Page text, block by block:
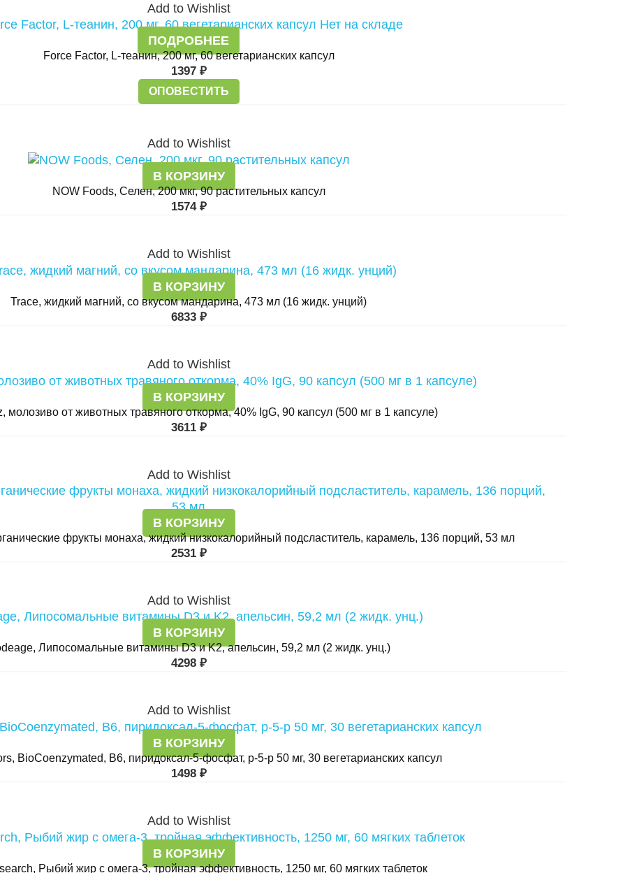
Add to Wishlist
Нет на складе
ПОДРОБНЕЕ
Force Factor, L-теанин, 200 мг, 60 вегетарианских капсул
1397 ₽
ОПОВЕСТИТЬ
Add to Wishlist
В КОРЗИНУ
NOW Foods, Селен, 200 мкг, 90 растительных капсул
1574 ₽
Add to Wishlist
В КОРЗИНУ
Trace, жидкий магний, со вкусом мандарина, 473 мл (16 жидк. унций)
6833 ₽
Add to Wishlist
В КОРЗИНУ
молозиво от животных травяного откорма, 40% IgG, 90 капсул (500 мг в 1 капсуле)
3611 ₽
Add to Wishlist
В КОРЗИНУ
фрукты монаха, жидкий низкокалорийный подсластитель, карамель, 136 порций, 53 мл
2531 ₽
Add to Wishlist
В КОРЗИНУ
Липосомальные витамины D3 и K2, апельсин, 59,2 мл (2 жидк. унц.)
4298 ₽
Add to Wishlist
В КОРЗИНУ
BioCoenzymated, В6, пиридоксал-5-фосфат, p-5-p 50 мг, 30 вегетарианских капсул
1498 ₽
Add to Wishlist
В КОРЗИНУ
Рыбий жир с омега-3, тройная эффективность, 1250 мг, 60 мягких таблеток